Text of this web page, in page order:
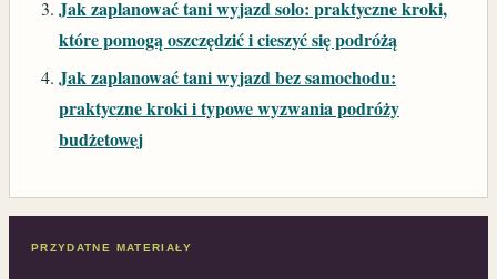
Jak zaplanować tani wyjazd solo: praktyczne kroki,
które pomogą oszczędzić i cieszyć się podróżą
Jak zaplanować tani wyjazd bez samochodu:
praktyczne kroki i typowe wyzwania podróży
budżetowej
PRZYDATNE MATERIAŁY